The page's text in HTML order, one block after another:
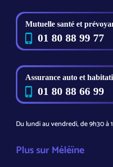
Du lundi au vendredi, de 9h30 à
Plus sur Méléïne